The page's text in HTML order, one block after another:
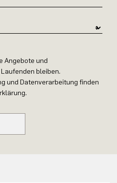
Angebote und
bleiben.
und Datenverarbeitung finden